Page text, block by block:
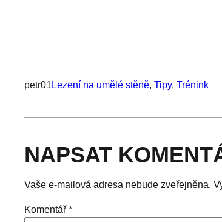
petr01Lezení na umělé stěně, Tipy, Trénink
NAPSAT
Vaše e-mailová adresa nebude zveřejněna.
Komentář *